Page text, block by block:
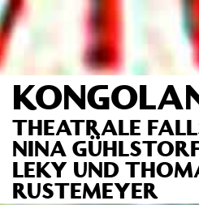
THEATRALE
NINA
LEKY UND
RUSTEMEYER